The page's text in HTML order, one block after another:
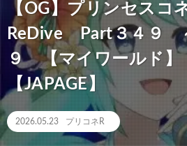
【OG】プリンセスコ
ReDive Part３４９
９ 【マイワールド】
【JAPAGE】
2026.05.23 プリコネR